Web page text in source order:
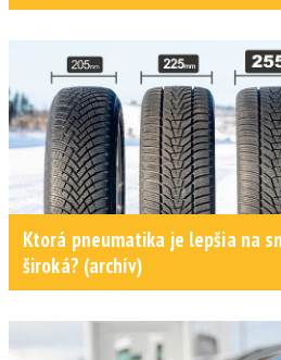
Ktorá pneumatika je lepšia na
široká? (archív)